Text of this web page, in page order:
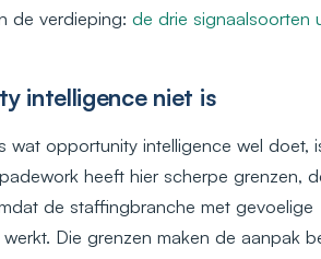
de verdieping: de drie signaalsoorten
intelligence niet is
wat opportunity intelligence wel doet,
heeft hier scherpe grenzen,
de staffingbranche met gevoelige
Die grenzen maken de aanpak